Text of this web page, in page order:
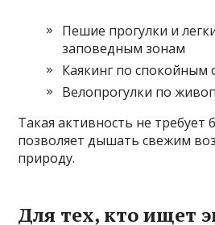
Пешие прогулки и
заповедным зонам
Каякинг по спокойным
Велопрогулки по
Такая активность не требует
позволяет дышать свежим
природу.
Для тех, кто ищет